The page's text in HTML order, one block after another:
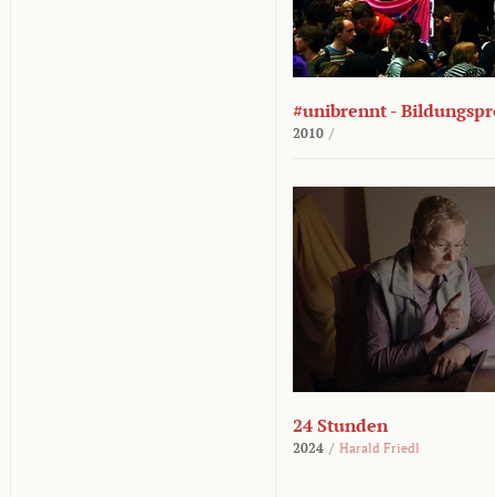
#unibrennt -
2010 /
24 Stunden
2024 / Harald Friedl